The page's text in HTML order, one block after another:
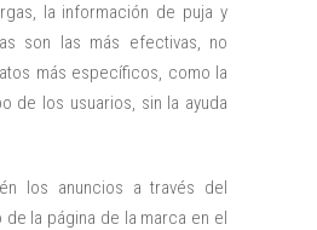
la información de puja y
son las más efectivas, no
más específicos, como la
de los usuarios, sin la ayuda
los anuncios a través del
la página de la marca en el